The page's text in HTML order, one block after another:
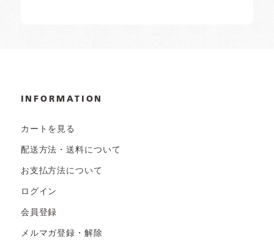
INFORMATION
カートを見る
配送方法・送料について
お支払方法について
ログイン
会員登録
メルマガ登録・解除